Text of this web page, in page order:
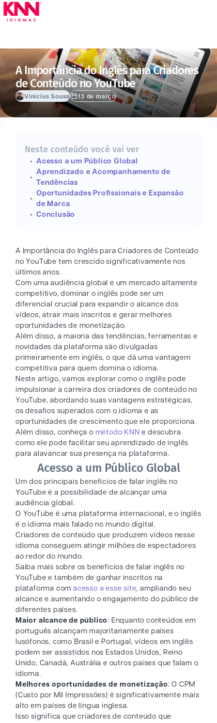
A Importância do Inglês para Criadores
de Conteúdo no YouTube
Vinícius Sousa 13 de março
Neste conteúdo você vai ver
Acesso a um Público Global
Aprendizado e Acompanhamento de
Tendências
Oportunidades Profissionais e Expansão
de Marca
Conclusão
A Importância do Inglês para Criadores de Conteúdo
no YouTube tem crescido significativamente nos
últimos anos.
Com uma audiência global e um mercado altamente
competitivo, dominar o inglês pode ser um
diferencial crucial para expandir o alcance dos
vídeos, atrair mais inscritos e gerar melhores
oportunidades de monetização.
Além disso, a maioria das tendências, ferramentas e
novidades da plataforma são divulgadas
primeiramente em inglês, o que dá uma vantagem
competitiva para quem domina o idioma.
Neste artigo, vamos explorar como o inglês pode
impulsionar a carreira dos criadores de conteúdo no
YouTube, abordando suas vantagens estratégicas,
os desafios superados com o idioma e as
oportunidades de crescimento que ele proporciona.
Além disso, conheça o método KNN e descubra
como ele pode facilitar seu aprendizado de inglês
para alavancar sua presença na plataforma.
Acesso a um Público Global
Um dos principais benefícios de falar inglês no
YouTube é a possibilidade de alcançar uma
audiência global.
O YouTube é uma plataforma internacional, e o inglês
é o idioma mais falado no mundo digital.
Criadores de conteúdo que produzem vídeos nesse
idioma conseguem atingir milhões de espectadores
ao redor do mundo.
Saiba mais sobre os benefícios de falar inglês no
YouTube e também de ganhar inscritos na
plataforma comacesso a esse site, ampliando seu
alcance e aumentando o engajamento do público de
diferentes países.
Maior alcance de público: Enquanto conteúdos em
português alcançam majoritariamente países
lusófonos, como Brasil e Portugal, vídeos em inglês
podem ser assistidos nos Estados Unidos, Reino
Unido, Canadá, Austrália e outros países que falam o
idioma.
Melhores oportunidades de monetização: O CPM
(Custo por Mil Impressões) é significativamente mais
alto em países de língua inglesa.
Isso significa que criadores de conteúdo que